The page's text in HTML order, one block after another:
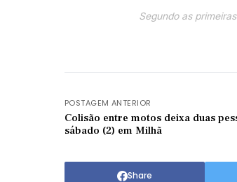
Segundo as
POSTAGEM ANTERIOR
Colisão entre motos deixa duas
sábado (2) em Milhã
Share